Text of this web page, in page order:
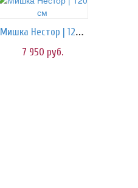
Мишка Нестор | 120 см
7 950 руб.